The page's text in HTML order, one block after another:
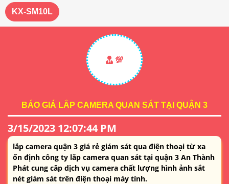
KX-SM10L
💯
BÁO GIÁ LẮP CAMERA QUAN SÁT TẠI QUẬN 3
3/15/2023 12:07:44 PM
lắp camera quận 3 giá rẻ giám sát qua điện thoại từ xa
ổn định công ty lắp camera quan sát tại quận 3 An Thành
Phát cung câp dịch vụ camera chất lượng hình ảnh sắt
nét giám sát trên điện thoại máy tính.